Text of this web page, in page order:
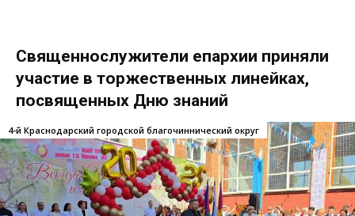
Священнослужители епархии приняли
участие в торжественных линейках,
посвященных Дню знаний
4-й Краснодарский городской благочиннический округ